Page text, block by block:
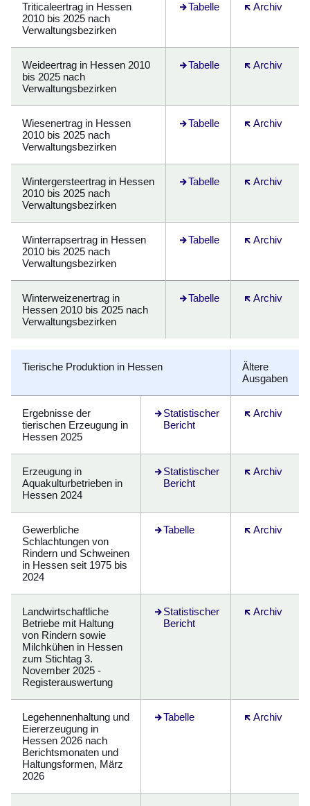
Triticaleertrag in Hessen
2010 bis 2025 nach
Verwaltungsbezirken
Tabelle
Öffnet sich in einem neuen
Archiv
Öffnet sich in
Weideertrag in Hessen 2010
bis 2025 nach
Verwaltungsbezirken
Tabelle
Öffnet sich in einem neuen
Archiv
Öffnet sich in
Wiesenertrag in Hessen
2010 bis 2025 nach
Verwaltungsbezirken
Tabelle
Öffnet sich in einem neuen
Archiv
Öffnet sich in
Wintergersteertrag in Hessen
2010 bis 2025 nach
Verwaltungsbezirken
Tabelle
Öffnet sich in einem neuen
Archiv
Öffnet sich in
Winterrapsertrag in Hessen
2010 bis 2025 nach
Verwaltungsbezirken
Tabelle
Öffnet sich in einem neuen
Archiv
Öffnet sich in
Winterweizenertrag in
Hessen 2010 bis 2025 nach
Verwaltungsbezirken
Tabelle
Öffnet sich in einem neuen
Archiv
Öffnet sich in
Tierische Produktion in Hessen
Ältere
Ausgaben
Ergebnisse der
tierischen Erzeugung in
Hessen 2025
Statistischer
Bericht
Öffnet sich in einem neuen Fenster
Archiv
Öffnet sich in
Erzeugung in
Aquakulturbetrieben in
Hessen 2024
Statistischer
Bericht
Öffnet sich in einem neuen Fenster
Archiv
Öffnet sich in
Gewerbliche
Schlachtungen von
Rindern und Schweinen
in Hessen seit 1975 bis
2024
Tabelle
Öffnet sich in einem neuen Fenster
Archiv
Öffnet sich in
Landwirtschaftliche
Betriebe mit Haltung
von Rindern sowie
Milchkühen in Hessen
zum Stichtag 3.
November 2025 -
Registerauswertung
Statistischer
Bericht
Öffnet sich in einem neuen Fenster
Archiv
Öffnet sich in
Legehennenhaltung und
Eiererzeugung in
Hessen 2026 nach
Berichtsmonaten und
Haltungsformen, März
2026
Tabelle
Öffnet sich in einem neuen Fenster
Archiv
Öffnet sich in